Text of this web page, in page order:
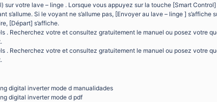
sur votre lave – linge . Lorsque vous appuyez sur la touche [Smart
s’allume. Si le voyant ne s’allume pas, [Envoyer au lave – linge ] s’affiche
[Départ] s’affiche.
. Recherchez votre et consultez gratuitement le manuel ou posez votre
. Recherchez votre et consultez gratuitement le manuel ou posez votre
digital inverter mode d manualidades
digital inverter mode d pdf